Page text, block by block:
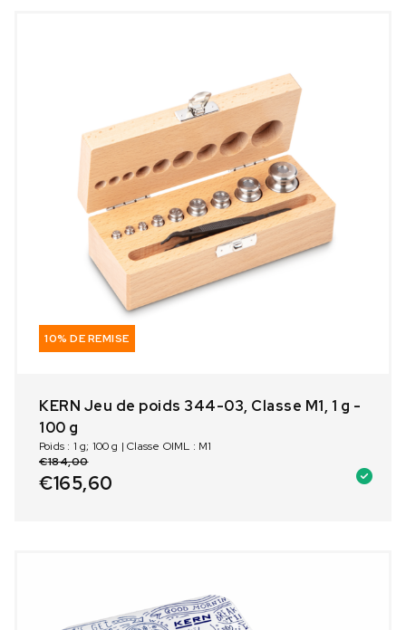
10% DE REMISE
KERN Jeu de poids 344-03, Classe M1, 1 g -
100 g
Poids : 1 g; 100 g | Classe OIML : M1
€184,00
€165,60